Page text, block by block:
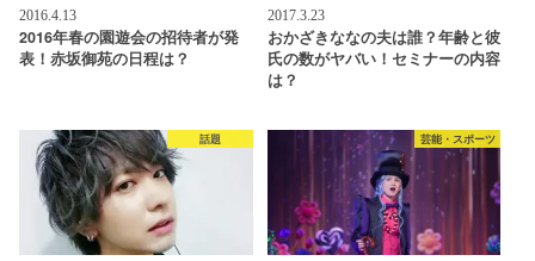
2016.4.13
2016年春の園遊会の招待者が発
表！赤坂御苑の日程は？
2017.3.23
おかざきななの夫は誰？年齢と彼
氏の数がヤバい！セミナーの内容
は？
話題 芸能・スポーツ